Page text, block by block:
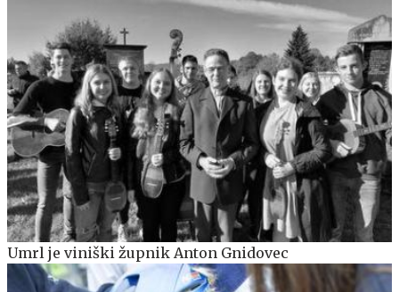
Umrl je viniški župnik Anton Gnidovec